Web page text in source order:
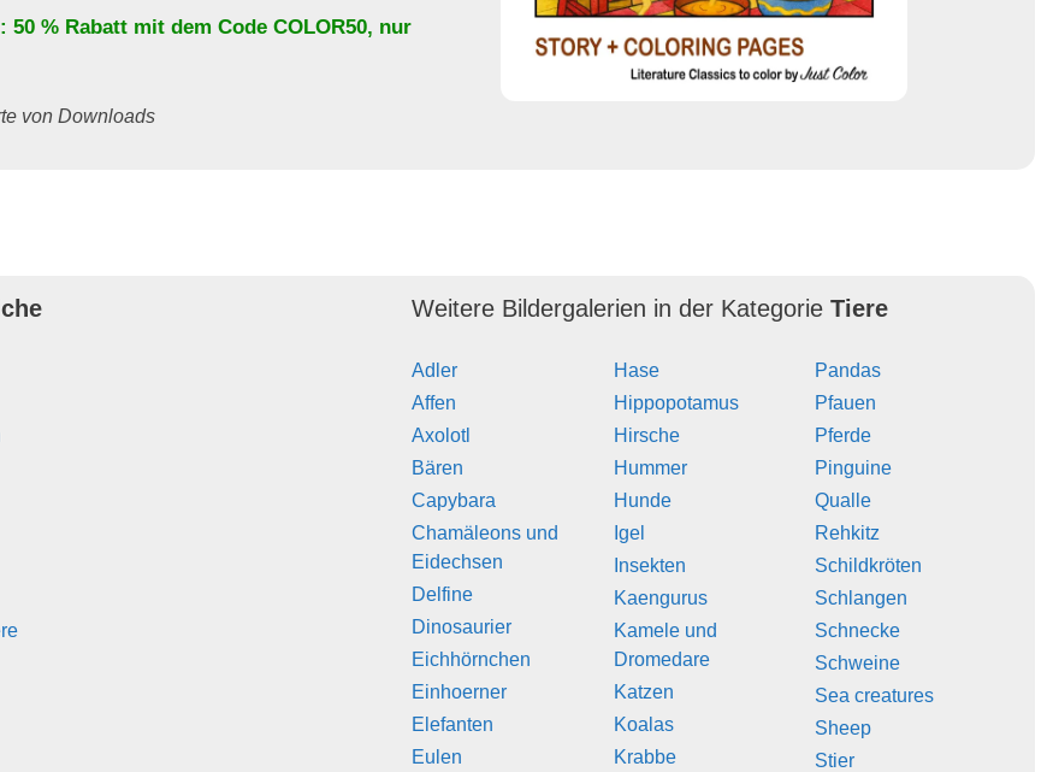
50 % Rabatt mit dem Code COLOR50, nur
von Downloads
Weitere Bildergalerien in der KategorieTiere
Adler
Affen
Axolotl
Bären
Capybara
Chamäleons und
Eidechsen
Delfine
Dinosaurier
Eichhörnchen
Einhoerner
Elefanten
Eulen
Hase
Hippopotamus
Hirsche
Hummer
Hunde
Igel
Insekten
Kaengurus
Kamele und
Dromedare
Katzen
Koalas
Krabbe
Pandas
Pfauen
Pferde
Pinguine
Qualle
Rehkitz
Schildkröten
Schlangen
Schnecke
Schweine
Sea creatures
Sheep
Stier